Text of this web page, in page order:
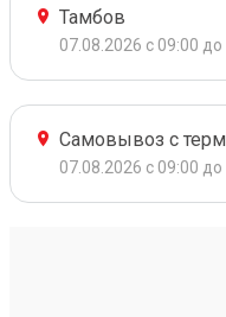
Тамбов
07.08.2026 с 09:00 до
Самовывоз с
07.08.2026 с 09:00 до